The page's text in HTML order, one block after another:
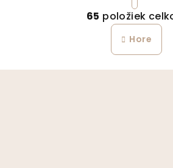
65 položiek
Hore